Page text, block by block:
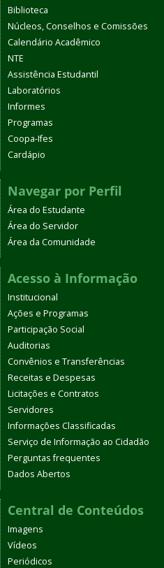
Biblioteca
Núcleos, Conselhos e Comissões
Calendário Acadêmico
NTE
Assistência Estudantil
Laboratórios
Informes
Programas
Coopa-Ifes
Cardápio
Navegar por Perfil
Área do Estudante
Área do Servidor
Área da Comunidade
Acesso à Informação
Institucional
Ações e Programas
Participação Social
Auditorias
Convênios e Transferências
Receitas e Despesas
Licitações e Contratos
Servidores
Informações Classificadas
Serviço de Informação ao Cidadão
Perguntas frequentes
Dados Abertos
Central de Conteúdos
Imagens
Vídeos
Periódicos